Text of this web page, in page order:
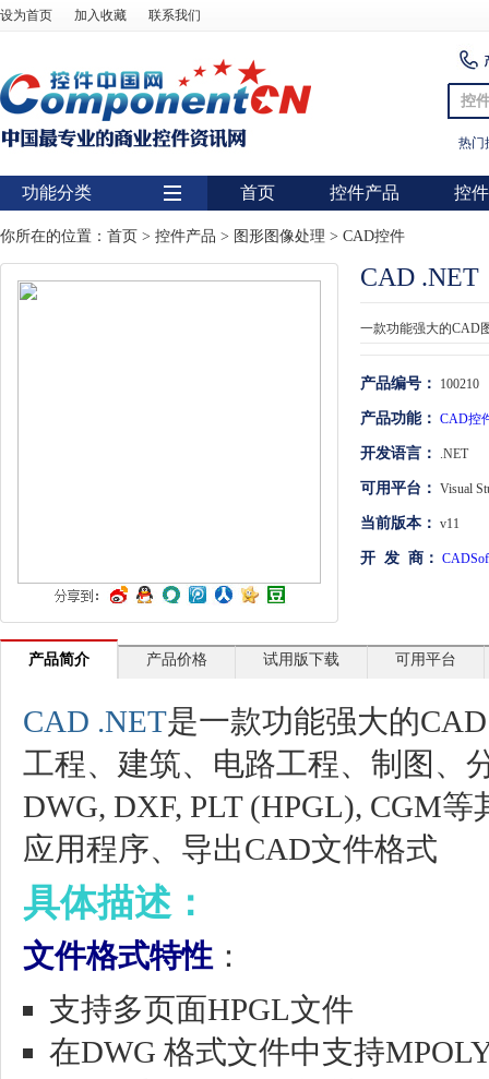
设为首页 加入收藏 联系我们
控
热门
功能分类
用户界面
项目管理与业务逻辑
网络通讯
程序安全
开发测试与优化
智能设备开发
其它
首页 控件产品 控
你所在的位置： 首页 > 控件产品 > 图形图像处理 > CAD控件
CAD .NET
一款功能强大的CAD
产品编号： 100210
产品功能： CAD控
开发语言： .NET
可用平台： Visual
当前版本： v11
开 发 商：
产品简介 产品价格 试用版下载 可用平台
CAD .NET是一款功能强大的
工程、建筑、电路工程、制图、
DWG, DXF, PLT (HPGL), CGM
应用程序、导出CAD文件格式
具体描述：
文件格式特性 ：
支持多页面HPGL文件
在DWG 格式文件中支持